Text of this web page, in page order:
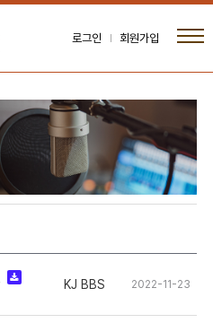
로그인 회원가입
KJ BBS 2022-11-23